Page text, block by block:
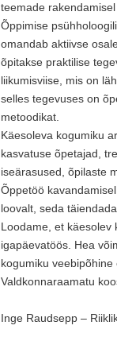
teemade
Õppimise
omandab aktiivse
õpitakse praktilise
liikumisviise, mis on
selles tegevuses on
metoodikat.
Käesoleva kogumiku
kasvatuse õpetajad,
iseärasused, õpilaste
Õppetöö
loovalt, seda
Loodame, et käesolev
igapäevatöös. Hea
kogumiku veebipõhine
Valdkonnaraamatu
Inge Raudsepp –